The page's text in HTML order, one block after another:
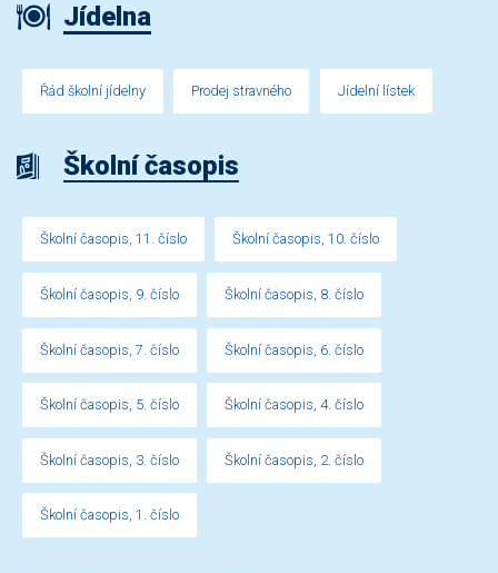
Jídelna
Řád školní jídelny Prodej stravného Jídelní lístek
Školní časopis
Školní časopis, 11. číslo Školní časopis, 10. číslo
Školní časopis, 9. číslo Školní časopis, 8. číslo
Školní časopis, 7. číslo Školní časopis, 6. číslo
Školní časopis, 5. číslo Školní časopis, 4. číslo
Školní časopis, 3. číslo Školní časopis, 2. číslo
Školní časopis, 1. číslo